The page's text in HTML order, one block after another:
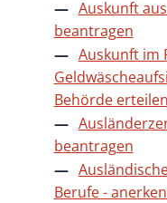
Auskunft
beantragen
Auskunft im
Behörde erteilen
beantragen
Berufe -